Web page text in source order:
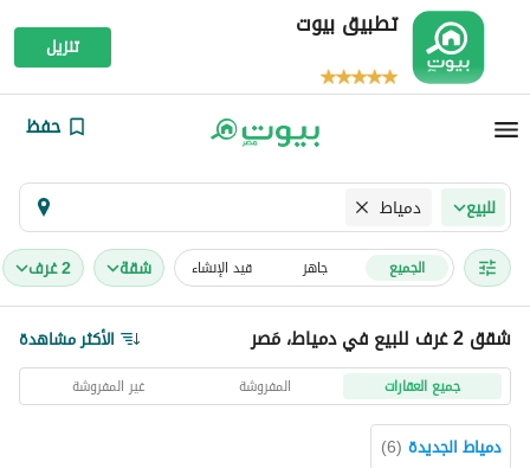
تطبيق بيوت
تنزيل
حفظ
للبيع دمياط
الجميع جاهز قيد الإنشاء شقة 2 غرف
شقق 2 غرف للبيع في دمياط، مَصر الأكثر مشاهدة
جميع العقارات المفروشة غير المفروشة
دمياط الجديدة (
6
)